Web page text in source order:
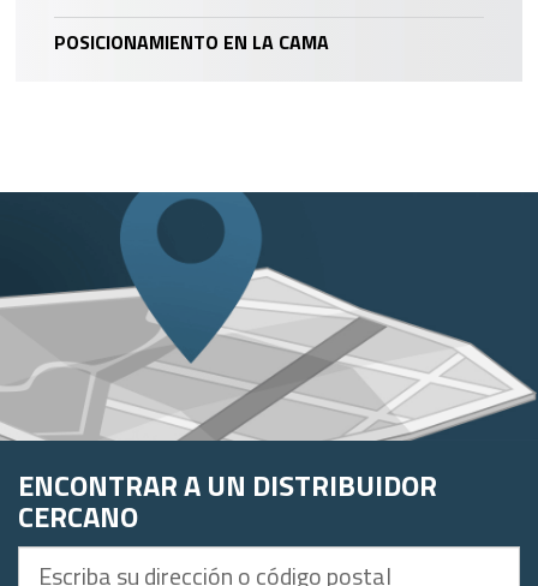
POSICIONAMIENTO EN LA CAMA
ENCONTRAR A UN DISTRIBUIDOR
CERCANO